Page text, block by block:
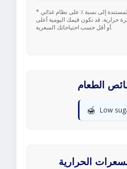
* تعتمد القيم اليومية المستندة إلى نسبة ٪ على نظام غذائي
على 2,000 سعرة حرارية. قد تكون قيمك اليومية أعلى
أو أقل حسب احتياجاتك السعرية.
الطعام
🍯 Low
الحرارية